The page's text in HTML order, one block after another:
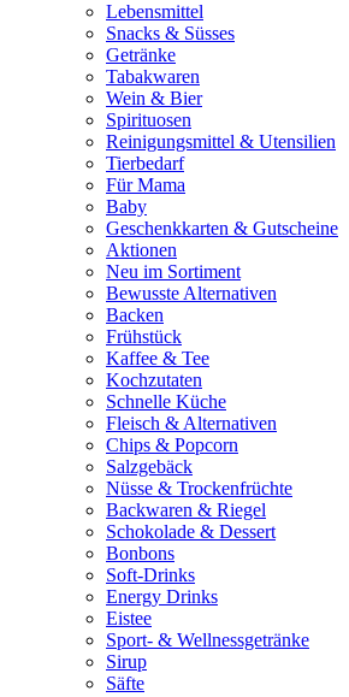
Lebensmittel
Snacks & Süsses
Getränke
Tabakwaren
Wein & Bier
Spirituosen
Reinigungsmittel & Utensilien
Tierbedarf
Für Mama
Baby
Geschenkkarten & Gutscheine
Aktionen
Neu im Sortiment
Bewusste Alternativen
Backen
Frühstück
Kaffee & Tee
Kochzutaten
Schnelle Küche
Fleisch & Alternativen
Chips & Popcorn
Salzgebäck
Nüsse & Trockenfrüchte
Backwaren & Riegel
Schokolade & Dessert
Bonbons
Soft-Drinks
Energy Drinks
Eistee
Sport- & Wellnessgetränke
Sirup
Säfte